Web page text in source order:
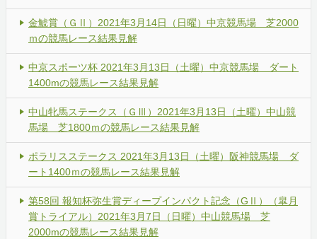
金鯱賞（ＧⅡ）2021年3月14日（日曜）中京競馬場 芝2000
ｍの競馬レース結果見解
中京スポーツ杯 2021年3月13日（土曜）中京競馬場 ダート
1400mの競馬レース結果見解
中山牝馬ステークス（ＧⅢ）2021年3月13日（土曜）中山競
馬場 芝1800ｍの競馬レース結果見解
ポラリスステークス 2021年3月13日（土曜）阪神競馬場 ダ
ート1400ｍの競馬レース結果見解
第58回 報知杯弥生賞ディープインパクト記念（GⅡ）（皐月
賞トライアル）2021年3月7日（日曜）中山競馬場 芝
2000mの競馬レース結果見解